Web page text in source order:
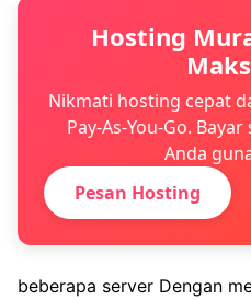
Hosting
Nikmati hosting cepat
Pay-As-You-Go.
Anda
Pesan Hosting
beberapa server Dengan